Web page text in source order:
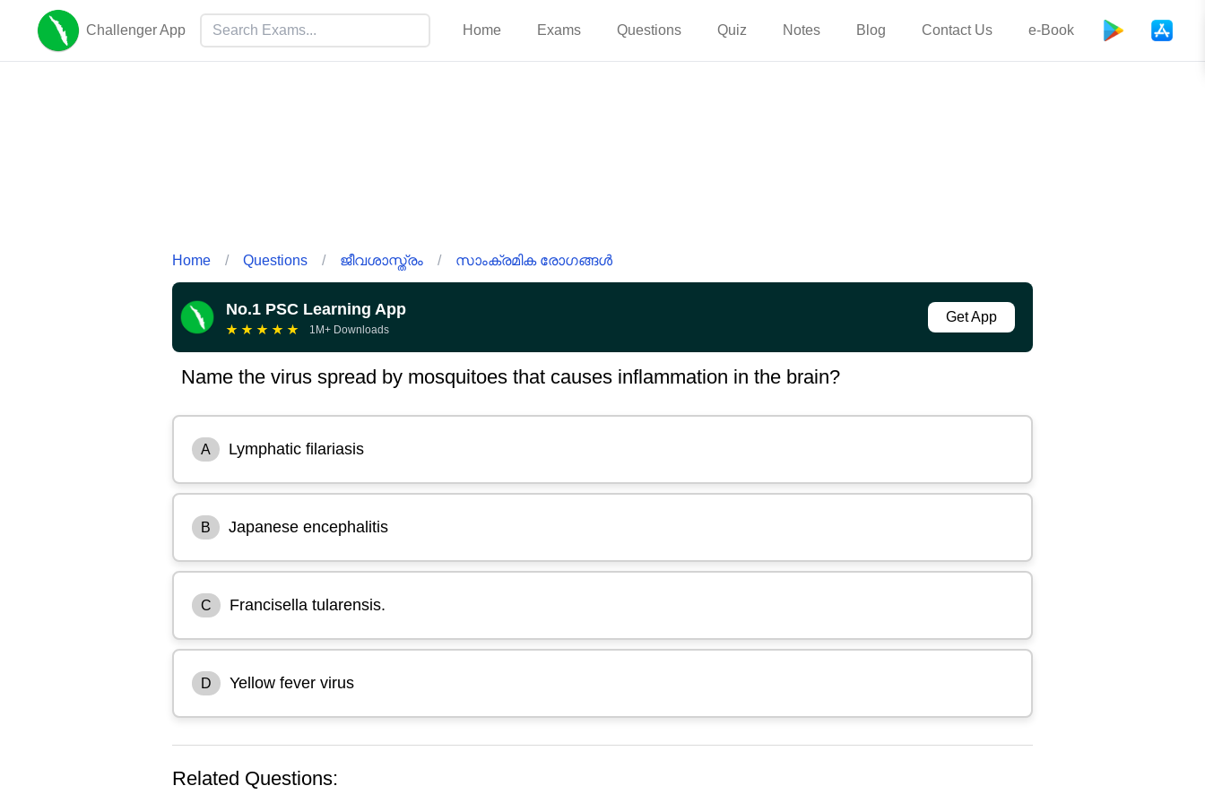
Challenger App Home Exams Questions Quiz Notes Blog Contact Us e-Book
Home / Questions / ജീവശാസ്ത്രം / സാംക്രമിക രോഗങ്ങൾ
No.1 PSC Learning App
★ ★ ★ ★ ★ 1M+ Downloads
Get App
Name the virus spread by mosquitoes that causes inflammation in the brain?
A Lymphatic filariasis
B Japanese encephalitis
C Francisella tularensis.
D Yellow fever virus
Related Questions: